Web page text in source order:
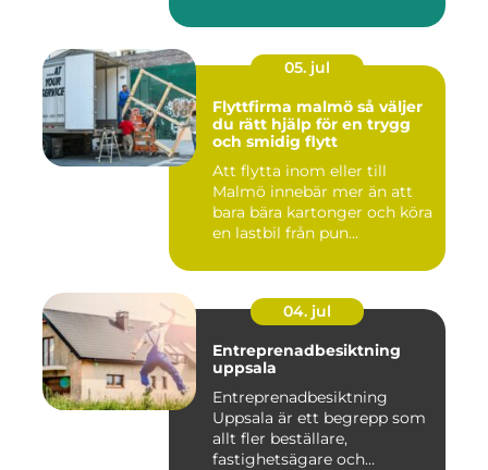
05. jul
Flyttfirma malmö så väljer
du rätt hjälp för en trygg
och smidig flytt
Att flytta inom eller till
Malmö innebär mer än att
bara bära kartonger och köra
en lastbil från pun...
04. jul
Entreprenadbesiktning
uppsala
Entreprenadbesiktning
Uppsala är ett begrepp som
allt fler beställare,
fastighetsägare och